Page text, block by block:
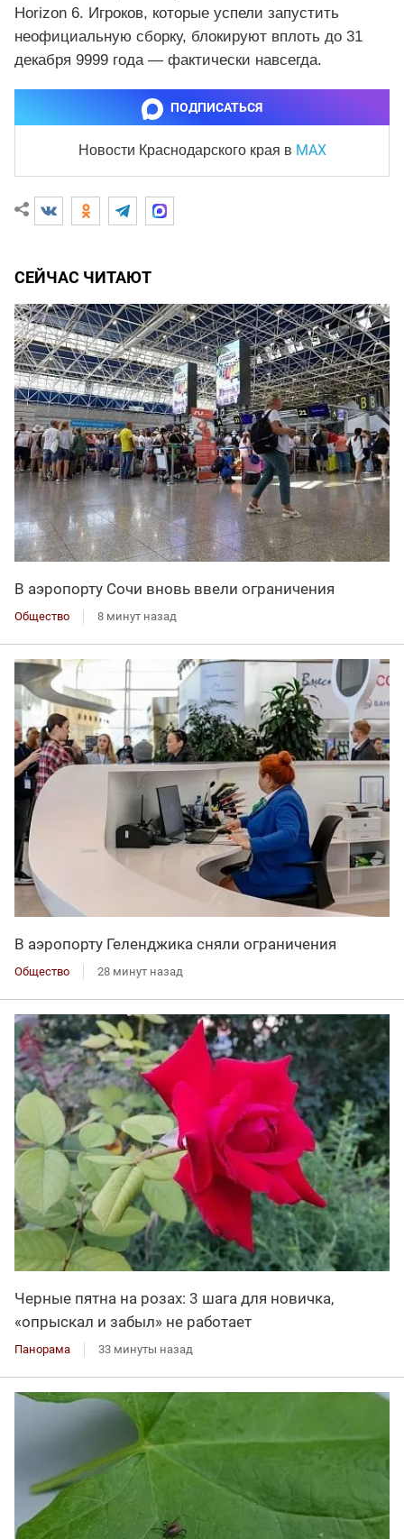
Horizon 6. Игроков, которые успели запустить
неофициальную сборку, блокируют вплоть до 31
декабря 9999 года — фактически навсегда.
ПОДПИСАТЬСЯ
Новости Краснодарского края в MAX
СЕЙЧАС ЧИТАЮТ
В аэропорту Сочи вновь ввели ограничения
Общество 8 минут назад
В аэропорту Геленджика сняли ограничения
Общество 28 минут назад
Черные пятна на розах: 3 шага для новичка,
«опрыскал и забыл» не работает
Панорама 33 минуты назад